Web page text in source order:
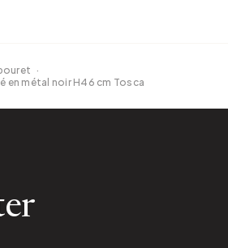
·
en métal noir H46 cm Tosca